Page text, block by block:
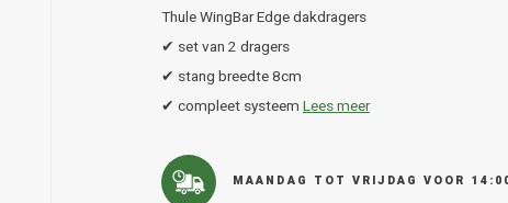
Thule WingBar Edge dakdragers
✔ set van 2 dragers
✔ stang breedte 8cm
✔ compleet systeem Lees meer
MAANDAG TOT VRIJDAG VOOR